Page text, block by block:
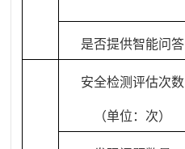
是否提供智能问答
安全检测评估次数
（单位：次）